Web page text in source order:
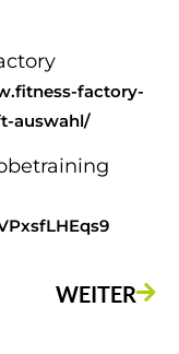
factory-
auswahl/
WEITER